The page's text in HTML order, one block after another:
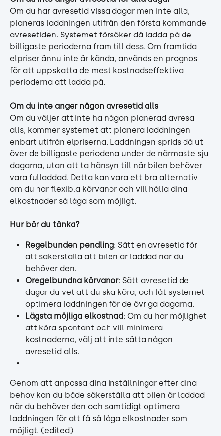
Om du har avresetid vissa dagar men inte alla,
planeras laddningen utifrån den första kommande
avresetiden. Systemet försöker då ladda på de
billigaste perioderna fram till dess. Om framtida
elpriser ännu inte är kända, används en prognos
för att uppskatta de mest kostnadseffektiva
perioderna att ladda på.
Om du inte anger någon avresetid alls
Om du väljer att inte ha någon planerad avresa
alls, kommer systemet att planera laddningen
enbart utifrån elpriserna. Laddningen sprids då ut
över de billigaste periodena under de närmaste sju
dagarna, utan att ta hänsyn till när bilen behöver
vara fulladdad. Detta kan vara ett bra alternativ
om du har flexibla körvanor och vill hålla dina
elkostnader så låga som möjligt.
Hur bör du tänka?
Regelbunden pendling: Sätt en avresetid för
att säkerställa att bilen är laddad när du
behöver den.
Oregelbundna körvanor: Sätt avresetid de
dagar du vet att du ska köra, och låt systemet
optimera laddningen för de övriga dagarna.
Lägsta möjliga elkostnad: Om du har möjlighet
att köra spontant och vill minimera
kostnaderna, välj att inte sätta någon
avresetid alls.
Genom att anpassa dina inställningar efter dina
behov kan du både säkerställa att bilen är laddad
när du behöver den och samtidigt optimera
laddningen för att få så låga elkostnader som
möjligt. (edited)